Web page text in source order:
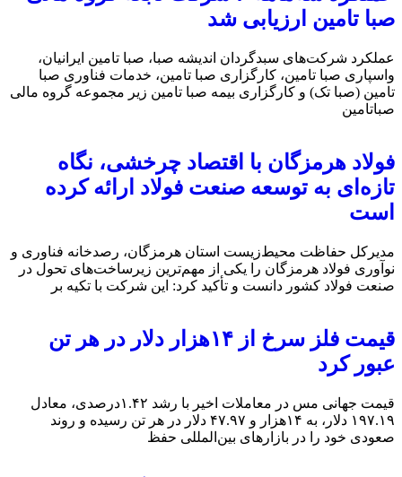
صبا تامین ارزیابی شد
عملکرد شرکت‌های سبدگردان اندیشه صبا، صبا تامین ایرانیان،
واسپاری صبا تامین، کارگزاری صبا تامین، خدمات فناوری صبا
تامین (صبا تک) و کارگزاری بیمه صبا تامین زیر مجموعه گروه مالی
صباتامین
فولاد هرمزگان با اقتصاد چرخشی، نگاه
تازه‌ای به توسعه صنعت فولاد ارائه کرده
است
مدیرکل حفاظت محیط‌زیست استان هرمزگان، رصدخانه فناوری و
نوآوری فولاد هرمزگان را یکی از مهم‌ترین زیرساخت‌های تحول در
صنعت فولاد کشور دانست و تأکید کرد: این شرکت با تکیه بر
قیمت فلز سرخ از ۱۴هزار دلار در هر تن
عبور کرد
قیمت جهانی مس در معاملات اخیر با رشد ۱.۴۲درصدی، معادل
۱۹۷.۱۹ دلار، به ۱۴هزار و ۴۷.۹۷ دلار در هر تن رسیده و روند
صعودی خود را در بازارهای بین‌المللی حفظ